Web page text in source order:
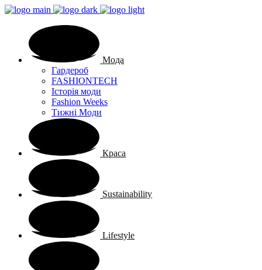
Мода
Гардероб
FASHIONTECH
Історія моди
Fashion Weeks
Тижні Моди
Краса
Sustainability
Lifestyle